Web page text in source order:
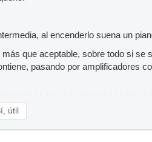
al encenderlo suena un
que aceptable, sobre todo si se
pasando por amplificadores
útil